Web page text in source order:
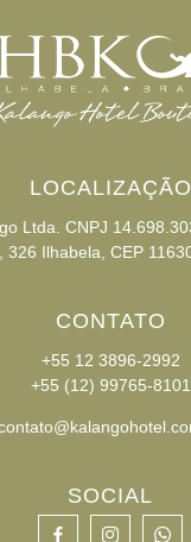
LOCALIZAÇÃO
Ltda. CNPJ
326 Ilhabela, CEP
CONTATO
+55 12 3896-2992
+55 (12) 99765-8101
SOCIAL